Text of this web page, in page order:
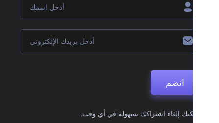
إلغاء اشتراكك بسهولة في أي وقت.